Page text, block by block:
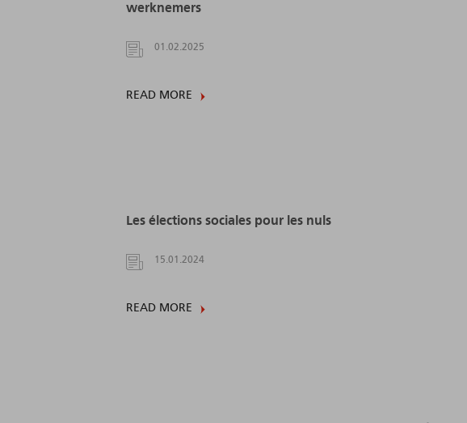
werknemers
01.02.2025
READ MORE
Les élections sociales pour les nuls
15.01.2024
READ MORE